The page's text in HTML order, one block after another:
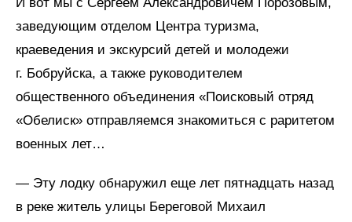
заведующим отделом Центра туризма,
краеведения и экскурсий детей и молодежи
г. Бобруйска, а также руководителем
общественного объединения «Поисковый отряд
«Обелиск» отправляемся знакомиться с раритетом
военных лет…
— Эту лодку обнаружил еще лет пятнадцать назад
в реке житель улицы Береговой Михаил